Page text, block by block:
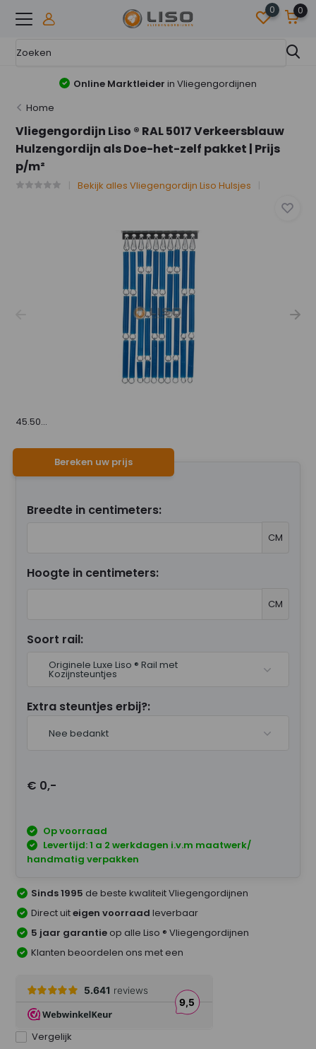
0 0
Online Marktleider in Vliegengordijnen
Home
Vliegengordijn Liso ® RAL 5017 Verkeersblauw
Hulzengordijn als Doe-het-zelf pakket | Prijs
p/m²
Bekijk alles Vliegengordijn Liso Hulsjes
45.50...
Bereken uw prijs
Breedte in centimeters:
CM
Hoogte in centimeters:
CM
Soort rail:
Originele Luxe Liso ® Rail met
Kozijnsteuntjes
Extra steuntjes erbij?:
Nee bedankt
€ 0,-
Op voorraad
Levertijd: 1 a 2 werkdagen i.v.m maatwerk/
handmatig verpakken
Sinds 1995 de beste kwaliteit Vliegengordijnen
Direct uiteigen voorraad leverbaar
5 jaar garantie op alle Liso ® Vliegengordijnen
Klanten beoordelen ons met een
Vergelijk